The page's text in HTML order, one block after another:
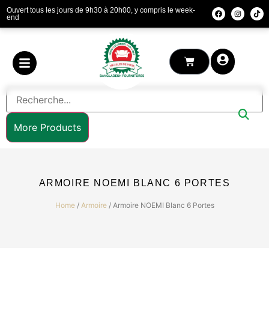
Ouvert tous les jours de 9h30 à 20h00, y compris le week-
end
More Products
ARMOIRE NOEMI BLANC 6 PORTES
Home/ Armoire/ Armoire NOEMI Blanc 6 Portes